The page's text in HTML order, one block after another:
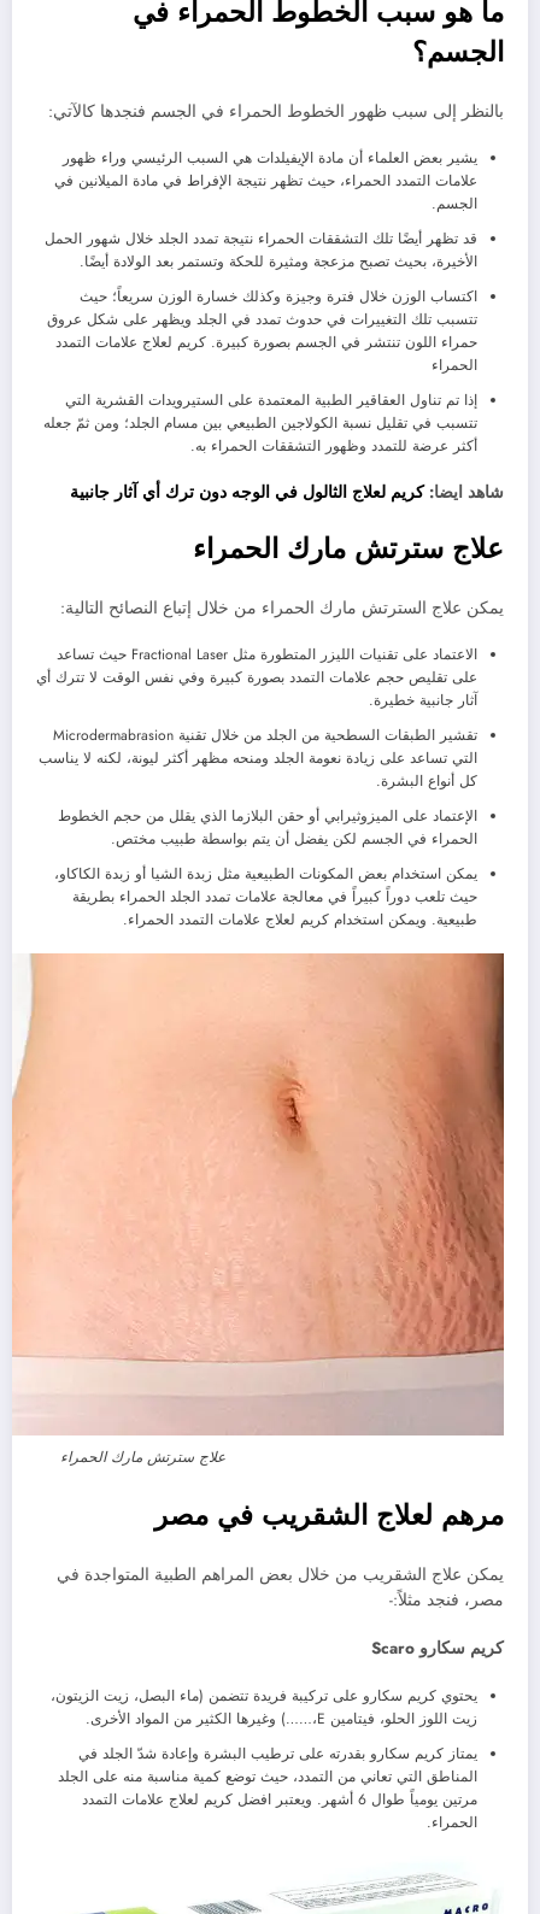
ما هو سبب الخطوط الحمراء في
الجسم؟
بالنظر إلى سبب ظهور الخطوط الحمراء في الجسم فنجدها كالآتي:
يشير بعض العلماء أن مادة الإيفيلدات هي السبب الرئيسي وراء ظهور
علامات التمدد الحمراء، حيث تظهر نتيجة الإفراط في مادة الميلانين في
الجسم.
قد تظهر أيضًا تلك التشققات الحمراء نتيجة تمدد الجلد خلال شهور الحمل
الأخيرة، بحيث تصبح مزعجة ومثيرة للحكة وتستمر بعد الولادة أيضًا.
اكتساب الوزن خلال فترة وجيزة وكذلك خسارة الوزن سريعاً؛ حيث
تتسبب تلك التغييرات في حدوث تمدد في الجلد ويظهر على شكل عروق
حمراء اللون تنتشر في الجسم بصورة كبيرة. كريم لعلاج علامات التمدد
الحمراء
إذا تم تناول العقاقير الطبية المعتمدة على الستيرويدات القشرية التي
تتسبب في تقليل نسبة الكولاجين الطبيعي بين مسام الجلد؛ ومن ثمّ جعله
أكثر عرضة للتمدد وظهور التشققات الحمراء به.
شاهد ايضا:كريم لعلاج الثالول في الوجه دون ترك أي آثار جانبية
علاج سترتش مارك الحمراء
يمكن علاج السترتش مارك الحمراء من خلال إتباع النصائح التالية:
الاعتماد على تقنيات الليزر المتطورة مثل Fractional Laser حيث تساعد
على تقليص حجم علامات التمدد بصورة كبيرة وفي نفس الوقت لا تترك أي
آثار جانبية خطيرة.
تقشير الطبقات السطحية من الجلد من خلال تقنية Microdermabrasion
التي تساعد على زيادة نعومة الجلد ومنحه مظهر أكثر ليونة، لكنه لا يناسب
كل أنواع البشرة.
الإعتماد على الميزوثيرابي أو حقن البلازما الذي يقلل من حجم الخطوط
الحمراء في الجسم لكن يفضل أن يتم بواسطة طبيب مختص.
يمكن استخدام بعض المكونات الطبيعية مثل زبدة الشيا أو زبدة الكاكاو،
حيث تلعب دوراً كبيراً في معالجة علامات تمدد الجلد الحمراء بطريقة
طبيعية. ويمكن استخدام كريم لعلاج علامات التمدد الحمراء.
علاج سترتش مارك الحمراء
مرهم لعلاج الشقريب في مصر
يمكن علاج الشقريب من خلال بعض المراهم الطبية المتواجدة في
مصر، فنجد مثلاً:-
كريم سكارو Scaro
يحتوي كريم سكارو على تركيبة فريدة تتضمن (ماء البصل، زيت الزيتون،
زيت اللوز الحلو، فيتامين E،……) وغيرها الكثير من المواد الأخرى.
يمتاز كريم سكارو بقدرته على ترطيب البشرة وإعادة شدّ الجلد في
المناطق التي تعاني من التمدد، حيث توضع كمية مناسبة منه على الجلد
مرتين يومياً طوال 6 أشهر. ويعتبر افضل كريم لعلاج علامات التمدد
الحمراء.